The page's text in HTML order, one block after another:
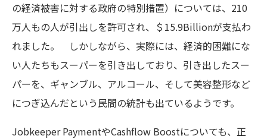
の経済被害に対する政府の特別措置）については、210
万人もの人が引出しを許可され、＄15.9Billionが支払わ
れました。 しかしながら、実際には、経済的困難にな
い人たちもスーパーを引き出しており、引き出したスー
パーを、ギャンブル、アルコール、そして美容整形など
につぎ込んだという民間の統計も出ているようです。
Jobkeeper PaymentやCashflow Boostについても、正